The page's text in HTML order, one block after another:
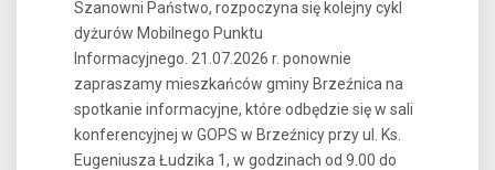
Szanowni Państwo, rozpoczyna się kolejny cykl
dyżurów Mobilnego Punktu
Informacyjnego. 21.07.2026 r. ponownie
zapraszamy mieszkańców gminy Brzeźnica na
spotkanie informacyjne, które odbędzie się w sali
konferencyjnej w GOPS w Brzeźnicy przy ul. Ks.
Eugeniusza Łudzika 1, w godzinach od 9.00 do